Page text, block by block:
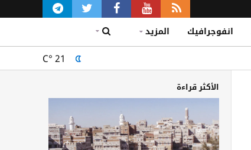
انفوجرافيك المزيد
C° 21
الأكثر قراءة